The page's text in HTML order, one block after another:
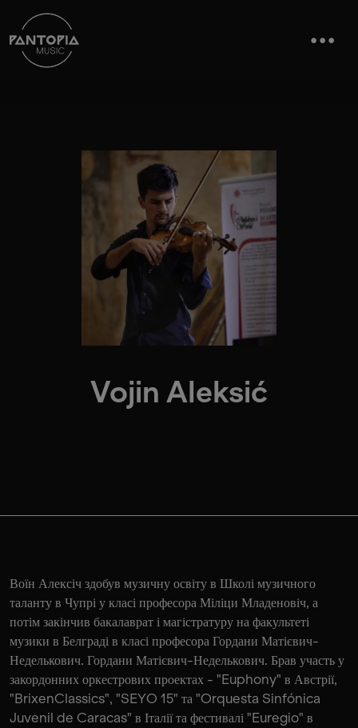
Vojin Aleksić
Воїн Алексіч здобув музичну освіту в Школі музичного
таланту в Чупрі у класі професора Міліци Младеновіч, а
потім закінчив бакалаврат і магістратуру на факультеті
музики в Белграді в класі професора Гордани Матієвич-
Неделькович. Гордани Матієвич-Неделькович. Брав участь у
закордонних оркестрових проектах - "Euphony" в Австрії,
"BrixenClassics", "SEYO 15" та "Orquesta Sinfónica
Juvenil de Caracas" в Італії та фестивалі "Euregio" в